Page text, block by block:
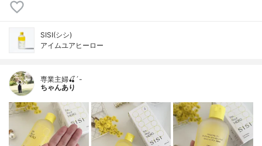
SISI(シシ)
アイムユアヒーロー
専業主婦🍒´-
ちゃんあり